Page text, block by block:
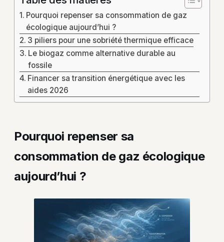
Pourquoi repenser sa consommation de gaz
écologique aujourd’hui ?
3 piliers pour une sobriété thermique efficace
Le biogaz comme alternative durable au
fossile
Financer sa transition énergétique avec les
aides 2026
Pourquoi repenser sa
consommation de gaz écologique
aujourd’hui ?